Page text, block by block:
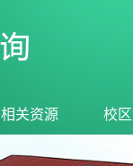
相关资源 校